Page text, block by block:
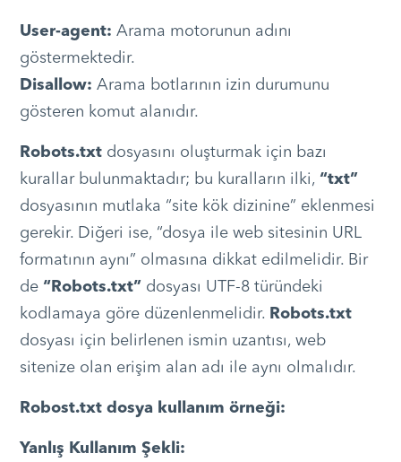
User-agent: Arama motorunun adını
göstermektedir.
Disallow: Arama botlarının izin durumunu
gösteren komut alanıdır.
Robots.txt dosyasını oluşturmak için bazı
kurallar bulunmaktadır; bu kuralların ilki, “txt”
dosyasının mutlaka “site kök dizinine” eklenmesi
gerekir. Diğeri ise, “dosya ile web sitesinin URL
formatının aynı” olmasına dikkat edilmelidir. Bir
de “Robots.txt” dosyası UTF-8 türündeki
kodlamaya göre düzenlenmelidir. Robots.txt
dosyası için belirlenen ismin uzantısı, web
sitenize olan erişim alan adı ile aynı olmalıdır.
Robost.txt dosya kullanım örneği:
Yanlış Kullanım Şekli: